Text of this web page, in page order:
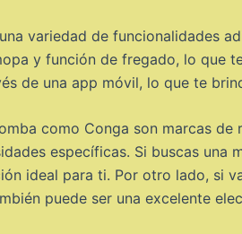
variedad de funcionalidades
y función de fregado, lo que
de una app móvil, lo que te
como Conga son marcas
específicas. Si buscas
ideal para ti. Por otro lado, si
puede ser una excelente